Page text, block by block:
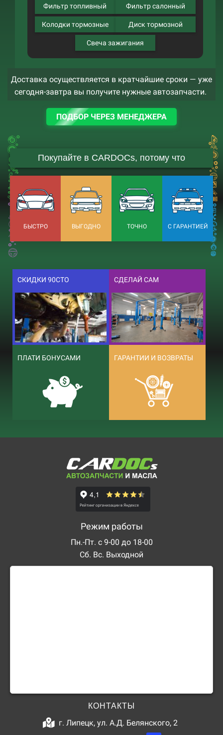
Фильтр топливный Фильтр салонный
Колодки тормозные Диск тормозной
Свеча зажигания
Доставка осуществляется в кратчайшие сроки — уже
сегодня-завтра вы получите нужные автозапчасти.
ПОДБОР ЧЕРЕЗ МЕНЕДЖЕРА
Покупайте в CARDOCs, потому что
БЫСТРО ВЫГОДНО ТОЧНО С ГАРАНТИЕЙ
СКИДКИ 90СТО СДЕЛАЙ САМ
ПЛАТИ БОНУСАМИ ГАРАНТИИ И ВОЗВРАТЫ
Режим работы
Пн.-Пт. с 9-00 до 18-00
Сб. Вс. Выходной
КОНТАКТЫ
г. Липецк, ул. А.Д. Белянского, 2